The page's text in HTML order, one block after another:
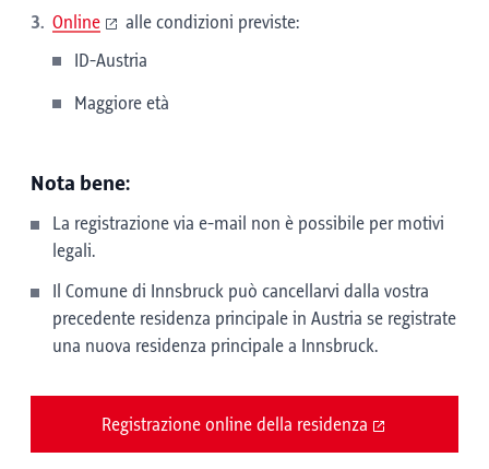
Online
alle condizioni previste:
ID-Austria
Maggiore età
Nota bene:
La registrazione via e-mail non è possibile per motivi
legali.
Il Comune di Innsbruck può cancellarvi dalla vostra
precedente residenza principale in Austria se registrate
una nuova residenza principale a Innsbruck.
Registrazione online della residenza